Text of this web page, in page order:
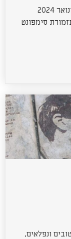
קלאסיקאמרי ישרוטל אילת 2024 18-21 בינואר 2024
סימפונט
ונפלאים,